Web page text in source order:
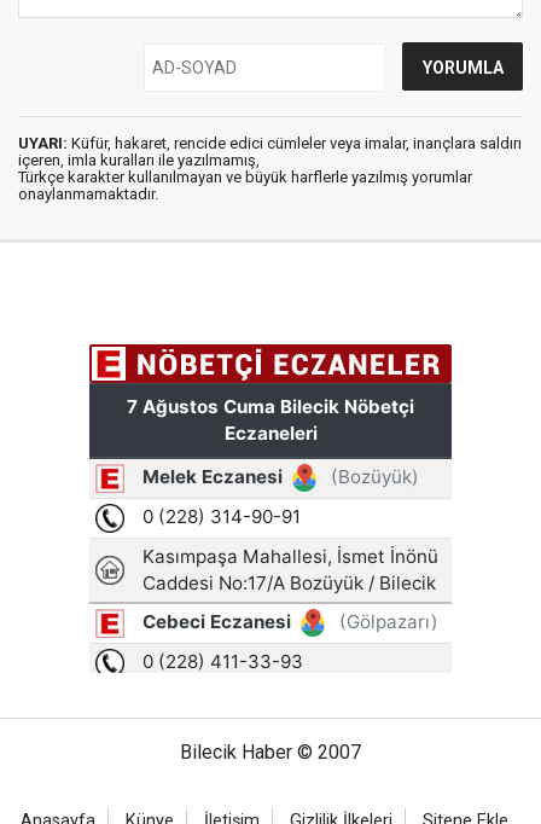
UYARI: Küfür, hakaret, rencide edici cümleler veya imalar, inançlara saldırı
içeren, imla kuralları ile yazılmamış,
Türkçe karakter kullanılmayan ve büyük harflerle yazılmış yorumlar
onaylanmamaktadır.
Bilecik Haber © 2007